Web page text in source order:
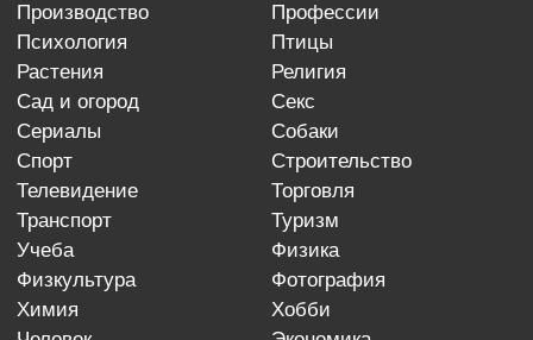
производство
профессии
психология
птицы
растения
религия
сад и огород
секс
сериалы
собаки
спорт
строительство
телевидение
торговля
транспорт
туризм
учеба
физика
физкультура
фотография
химия
хобби